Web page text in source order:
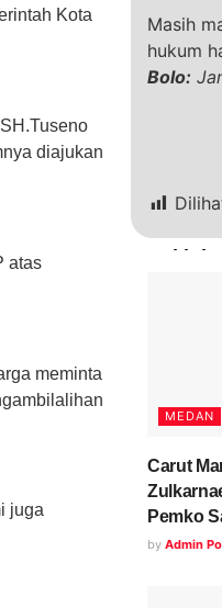
Kota
diajukan
atas
meminta
juga
Masih
hukum
Bolo:
Terkini
MEDAN
Carut
Pemko
by Admin